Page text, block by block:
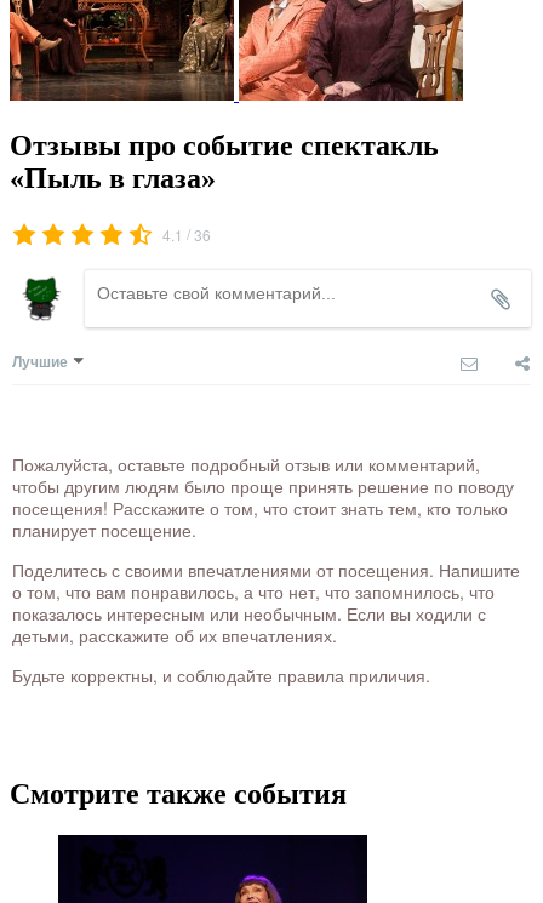
Отзывы про событие спектакль
«Пыль в глаза»
4.1 /36
Лучшие
Пожалуйста, оставьте подробный отзыв или комментарий,
чтобы другим людям было проще принять решение по поводу
посещения! Расскажите о том, что стоит знать тем, кто только
планирует посещение.
Поделитесь с своими впечатлениями от посещения. Напишите
о том, что вам понравилось, а что нет, что запомнилось, что
показалось интересным или необычным. Если вы ходили с
детьми, расскажите об их впечатлениях.
Будьте корректны, и соблюдайте правила приличия.
Смотрите также события